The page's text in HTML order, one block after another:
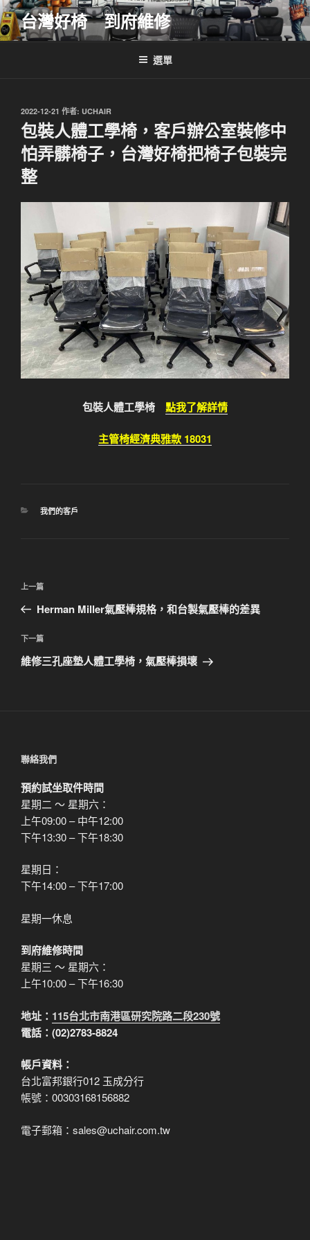
跳
至
主
台灣好椅 到府維修
選單
發
佈
於
2022-12-21 作者: UCHAIR
包裝人體工學椅，客戶辦公室裝修中
怕弄髒椅子，台灣好椅把椅子包裝完
整
包裝人體工學椅 點我了解詳情
主管椅經濟典雅款 18031
分
我們的客戶
文
導
覽
上
一
文
章
上一篇
Herman Miller氣壓棒規格，和台製氣壓棒的差異
下
一
下一篇
維修三孔座墊人體工學椅，氣壓棒損壞
聯絡我們
預約試坐取件時間
星期二 ～ 星期六：
上午09:00 – 中午12:00
下午13:30 – 下午18:30
星期日：
下午14:00 – 下午17:00
星期一休息
到府維修時間
星期三 ～ 星期六：
上午10:00 – 下午16:30
地址： 115台北市南港區研究院路二段230號
電話：(02)2783-8824
帳戶資料：
台北富邦銀行012 玉成分行
帳號：00303168156882
電子郵箱：sales@uchair.com.tw